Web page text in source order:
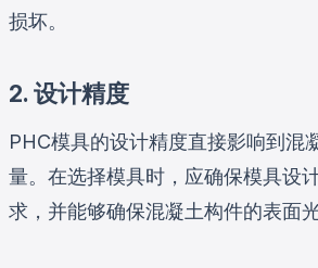
损坏。
2. 设计精度
PHC模具的设计精度直接影响到混
量。在选择模具时，应确保模具设
求，并能够确保混凝土构件的表面光